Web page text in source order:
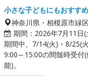
小さな子どもにもおすすめ
神奈川県・相模原市緑
期間： 2026年7月11日
期間中、7/14(火)・8/25(
9:00～15:00の間髄時受付
能)。